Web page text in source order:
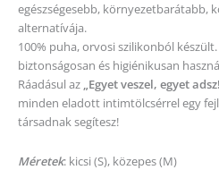
egészségesebb, környezetbarátabb,
alternatívája.
100% puha, orvosi szilikonból
biztonságosan és higiénikusan
Ráadásul az „Egyet veszel, egyet
minden eladott intimtölcsérrel egy
társadnak segítesz!
Méretek: kicsi (S), közepes (M)